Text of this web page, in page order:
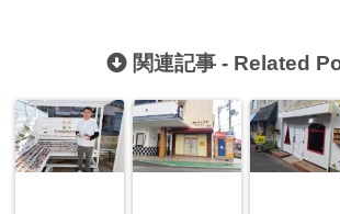
関連記事 - Related